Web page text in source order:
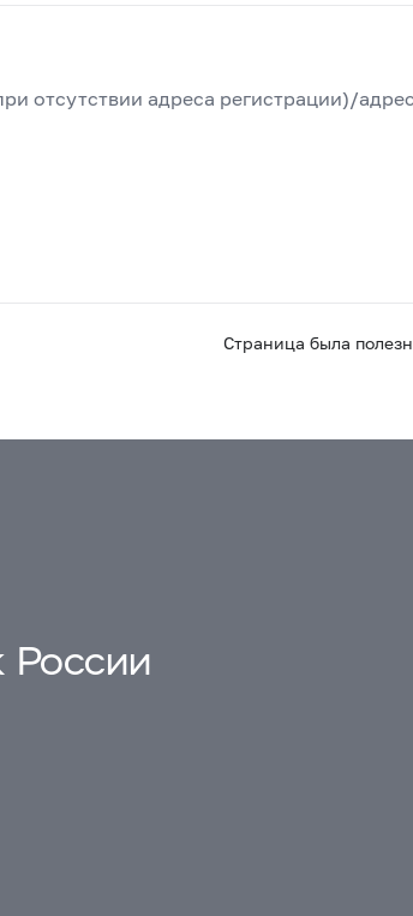
отсутствии адреса регистрации)/
Страница была
России